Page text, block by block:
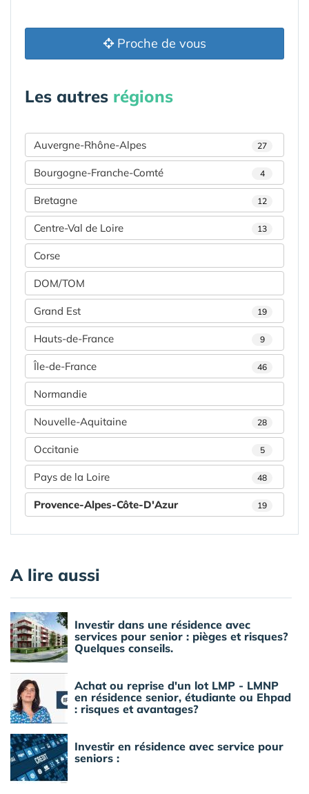
Proche de vous
Les autres régions
Auvergne-Rhône-Alpes 27
Bourgogne-Franche-Comté 4
Bretagne 12
Centre-Val de Loire 13
Corse
DOM/TOM
Grand Est 19
Hauts-de-France 9
Île-de-France 46
Normandie
Nouvelle-Aquitaine 28
Occitanie 5
Pays de la Loire 48
Provence-Alpes-Côte-D'Azur 19
A lire aussi
Investir dans une résidence avec
services pour senior : pièges et risques?
Quelques conseils.
Achat ou reprise d'un lot LMP - LMNP
en résidence senior, étudiante ou Ehpad
: risques et avantages?
Investir en résidence avec service pour
seniors :